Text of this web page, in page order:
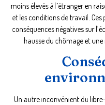
moins élevés à l’étranger en
et les conditions de travail.
conséquences négatives sur
hausse du chômage et
Un autre inconvénient du